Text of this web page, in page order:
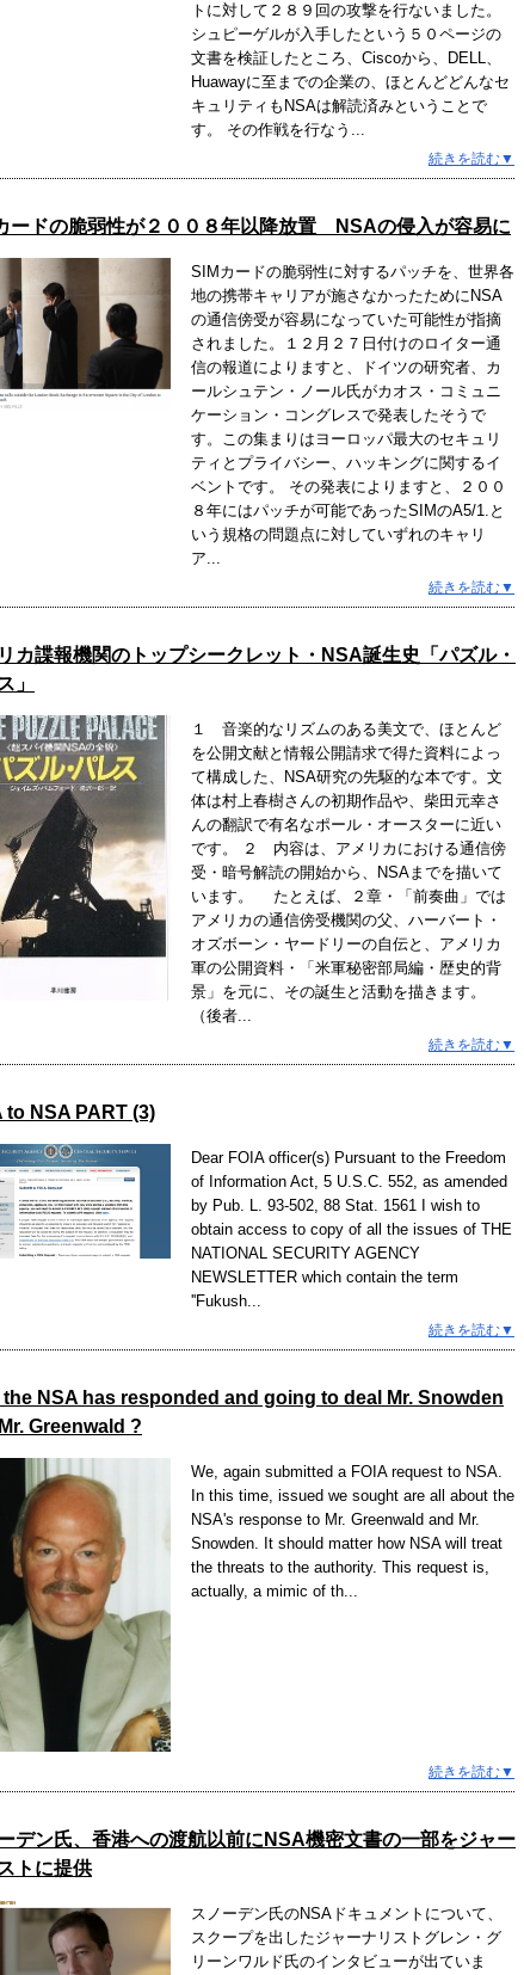
トに対して２８９回の攻撃を行ないました。
シュピーゲルが入手したという５０ページの
文書を検証したところ、Ciscoから、DELL、
Huawayに至までの企業の、ほとんどどんなセ
キュリティもNSAは解読済みということで
す。 その作戦を行なう...
続きを読む▼
ードの脆弱性が２００８年以降放置 NSAの侵入が容易に
SIMカードの脆弱性に対するパッチを、世界各
地の携帯キャリアが施さなかったためにNSA
の通信傍受が容易になっていた可能性が指摘
されました。１２月２７日付けのロイター通
信の報道によりますと、ドイツの研究者、カ
ールシュテン・ノール氏がカオス・コミュニ
ケーション・コングレスで発表したそうで
す。この集まりはヨーロッパ最大のセキュリ
ティとプライバシー、ハッキングに関するイ
ベントです。 その発表によりますと、２００
８年にはパッチが可能であったSIMのA5/1.と
いう規格の問題点に対していずれのキャリ
ア...
続きを読む▼
カ諜報機関のトップシークレット・NSA誕生史「パズル・
」
１ 音楽的なリズムのある美文で、ほとんど
を公開文献と情報公開請求で得た資料によっ
て構成した、NSA研究の先駆的な本です。文
体は村上春樹さんの初期作品や、柴田元幸さ
んの翻訳で有名なポール・オースターに近い
です。 ２ 内容は、アメリカにおける通信傍
受・暗号解読の開始から、NSAまでを描いて
います。 たとえば、２章・「前奏曲」では
アメリカの通信傍受機関の父、ハーバート・
オズボーン・ヤードリーの自伝と、アメリカ
軍の公開資料・「米軍秘密部局編・歴史的背
景」を元に、その誕生と活動を描きます。
（後者...
続きを読む▼
to NSA PART (3)
Dear FOIA officer(s) Pursuant to the Freedom
of Information Act, 5 U.S.C. 552, as amended
by Pub. L. 93-502, 88 Stat. 1561 I wish to
obtain access to copy of all the issues of THE
NATIONAL SECURITY AGENCY
NEWSLETTER which contain the term
''Fukush...
続きを読む▼
the NSA has responded and going to deal Mr. Snowden
Greenwald ?
We, again submitted a FOIA request to NSA.
In this time, issued we sought are all about the
NSA's response to Mr. Greenwald and Mr.
Snowden. It should matter how NSA will treat
the threats to the authority. This request is,
actually, a mimic of th...
続きを読む▼
デン氏、香港への渡航以前にNSA機密文書の一部をジャー
トに提供
スノーデン氏のNSAドキュメントについて、
スクープを出したジャーナリストグレン・グ
リーンワルド氏のインタビューが出ていま